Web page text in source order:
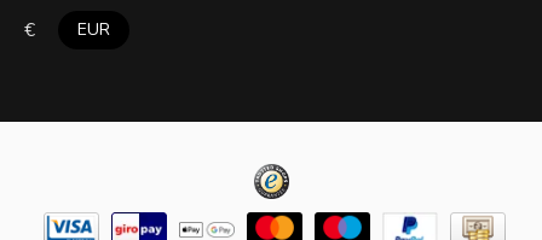
€ EUR